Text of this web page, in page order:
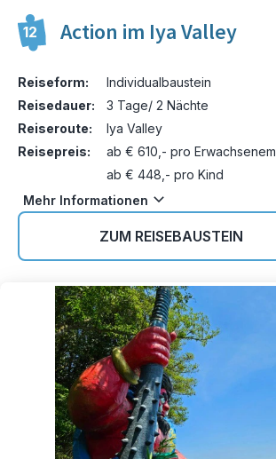
12 Action im Iya Valley
Reiseform:
Individualbaustein
Reisedauer:
3 Tage/ 2 Nächte
Reiseroute:
Iya Valley
Reisepreis:
ab € 610,- pro Erwachsenem
ab € 448,- pro Kind
Mehr Informationen
ZUM REISEBAUSTEIN